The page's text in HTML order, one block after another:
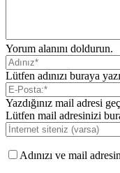
Yorum alanını doldurun.
Lütfen adınızı buraya
Yazdığınız mail adresi
Lütfen mail adresinizi
Adınızı ve mail